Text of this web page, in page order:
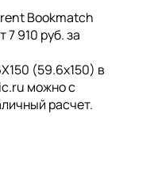
Bookmatch
910 руб. за
(59.6x150) в
можно с
расчет.